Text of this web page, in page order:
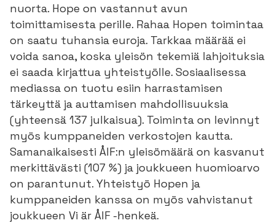
nuorta. Hope on vastannut avun
toimittamisesta perille. Rahaa Hopen toimintaa
on saatu tuhansia euroja. Tarkkaa määrää ei
voida sanoa, koska yleisön tekemiä lahjoituksia
ei saada kirjattua yhteistyölle. Sosiaalisessa
mediassa on tuotu esiin harrastamisen
tärkeyttä ja auttamisen mahdollisuuksia
(yhteensä 137 julkaisua). Toiminta on levinnyt
myös kumppaneiden verkostojen kautta.
Samanaikaisesti ÅIF:n yleisömäärä on kasvanut
merkittävästi (107 %) ja joukkueen huomioarvo
on parantunut. Yhteistyö Hopen ja
kumppaneiden kanssa on myös vahvistanut
joukkueen Vi är ÅIF -henkeä.